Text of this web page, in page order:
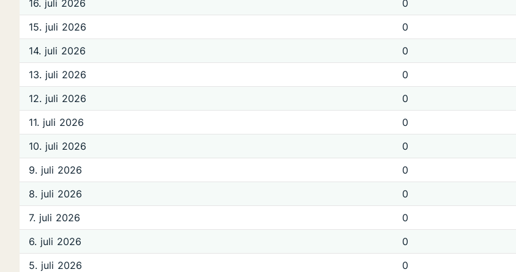
16. juli 2026
0
15. juli 2026
0
14. juli 2026
0
13. juli 2026
0
12. juli 2026
0
11. juli 2026
0
10. juli 2026
0
9. juli 2026
0
8. juli 2026
0
7. juli 2026
0
6. juli 2026
0
5. juli 2026
0